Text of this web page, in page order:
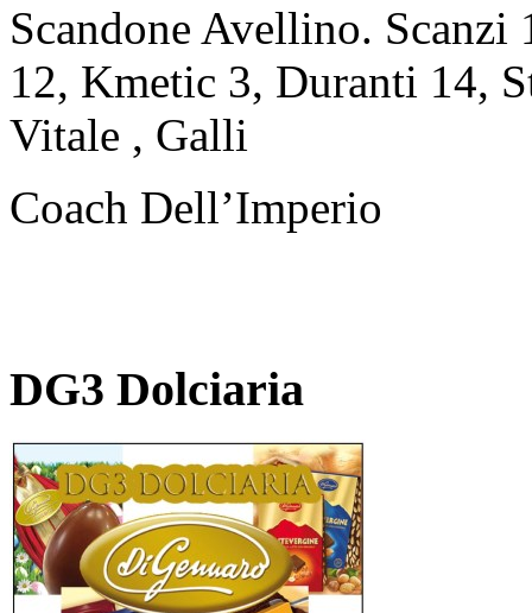
Scandone Avellino. Scanzi
12, Kmetic 3, Duranti 14,
Vitale , Galli
Coach Dell’Imperio
DG3 Dolciaria